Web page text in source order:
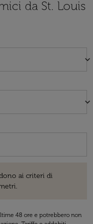
da St. Louis
keyboard_arrow_down
keyboard_arrow_down
ai criteri di
48 ore e potrebbero non